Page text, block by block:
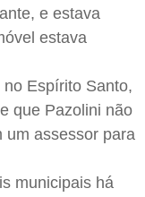
e estava
estava
Espírito Santo,
que Pazolini não
um assessor para
municipais há